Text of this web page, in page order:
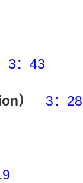
3：43
）
3：28